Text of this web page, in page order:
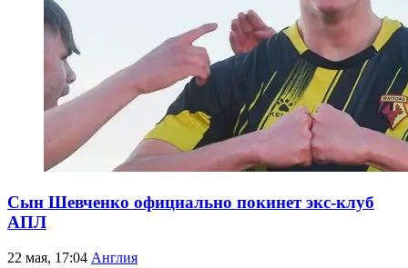
Сын Шевченко официально покинет экс-клуб
АПЛ
22 мая, 17:04 Англия